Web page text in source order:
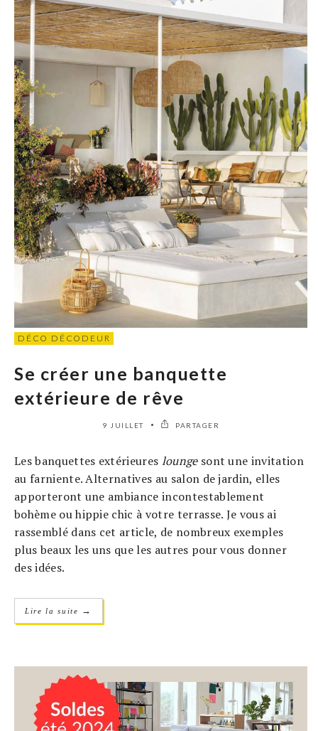
DÉCO DÉCODEUR
Se créer une banquette
extérieure de rêve
9 JUILLET PARTAGER
Les banquettes extérieures loungesont une invitation
au farniente. Alternatives au salon de jardin, elles
apporteront une ambiance incontestablement
bohème ou hippie chic à votre terrasse. Je vous ai
rassemblé dans cet article, de nombreux exemples
plus beaux les uns que les autres pour vous donner
des idées.
Lire la suite →